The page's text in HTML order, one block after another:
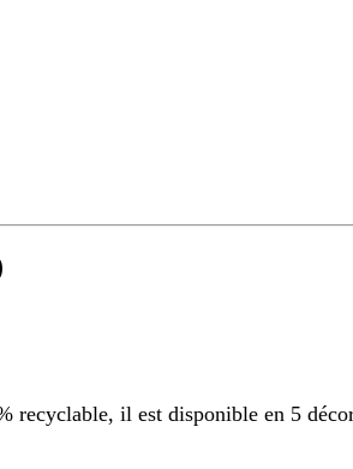
il est disponible en 5